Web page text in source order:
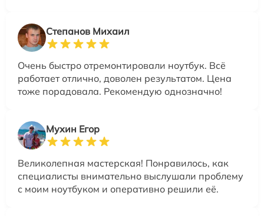
Степанов Михаил
Очень быстро отремонтировали ноутбук. Всё
работает отлично, доволен результатом. Цена
тоже порадовала. Рекомендую однозначно!
Мухин Егор
Великолепная мастерская! Понравилось, как
специалисты внимательно выслушали проблему
с моим ноутбуком и оперативно решили её.